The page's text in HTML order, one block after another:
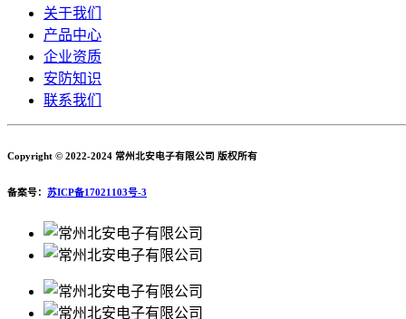
关于我们
产品中心
企业资质
安防知识
联系我们
Copyright © 2022-2024 常州北安电子有限公司 版权所有
备案号： 苏ICP备17021103号-3